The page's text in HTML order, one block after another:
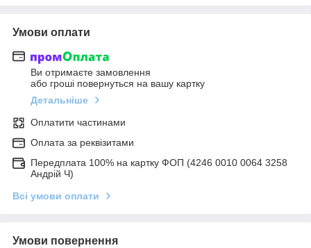
Умови оплати
Ви отримаєте замовлення
або гроші повернуться на вашу картку
Детальніше
Оплатити частинами
Оплата за реквізитами
Передплата 100% на картку ФОП (4246 0010 0064 3258
Андрій Ч)
Всі умови оплати
Умови повернення